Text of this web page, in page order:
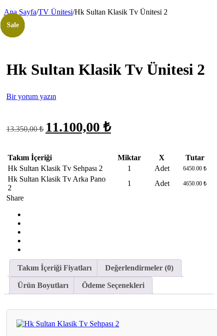
Ana Sayfa/TV Ünitesi/Hk Sultan Klasik Tv Ünitesi 2
Hk Sultan Klasik Tv Ünitesi 2
Bir yorum yazın
13.350,00 ₺ fiyat:
11.100,00 ₺andaki
Takım İçeriği
Miktar X
Tutar
Hk Sultan Klasik Tv Sehpası 2
1 Adet 6450.00 ₺
Hk Sultan Klasik Tv Arka Pano
2
1 Adet 4650.00 ₺
Share
Takım İçeriği Fiyatları Değerlendirmeler (0)
Ürün Boyutları Ödeme Seçenekleri
Sale
Sale
Sale
Sale
Sale
Sale
Sale
Sale
Sale
Sale
Sale
Sale
Sale
Sale